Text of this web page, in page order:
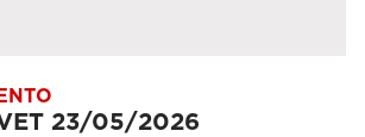
23/05/2026